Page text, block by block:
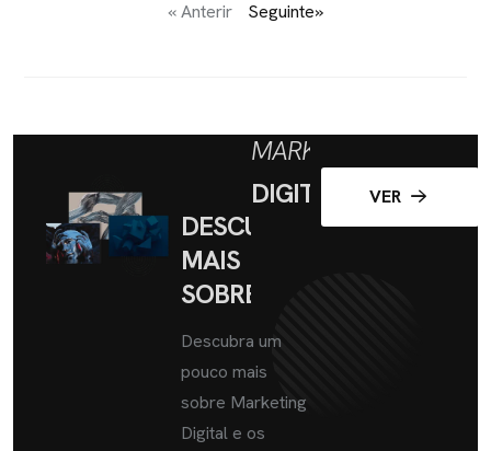
« Anterir Seguinte»
DESCUBRA
MAIS
SOBRE
MARKETING
DIGITAL
Descubra um
pouco mais
sobre Marketing
Digital e os
VER